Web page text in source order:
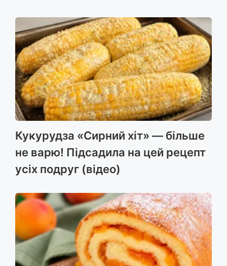
Кукурудза «Сирний хіт» — більше
не варю! Підсадила на цей рецепт
усіх подруг (відео)